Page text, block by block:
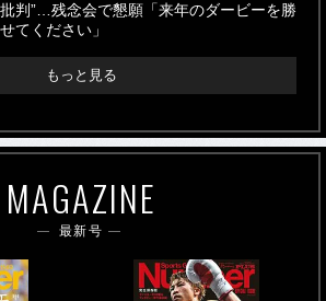
判”…残念会で懇願「来年のダービーを勝
てください」
もっと見る
MAGAZINE
最新号